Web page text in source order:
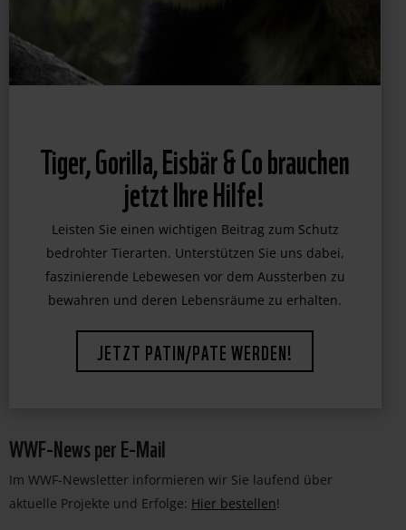
WWF-News per E-Mail
Im WWF-Newsletter informieren wir Sie laufend über
aktuelle Projekte und Erfolge: Hier bestellen!